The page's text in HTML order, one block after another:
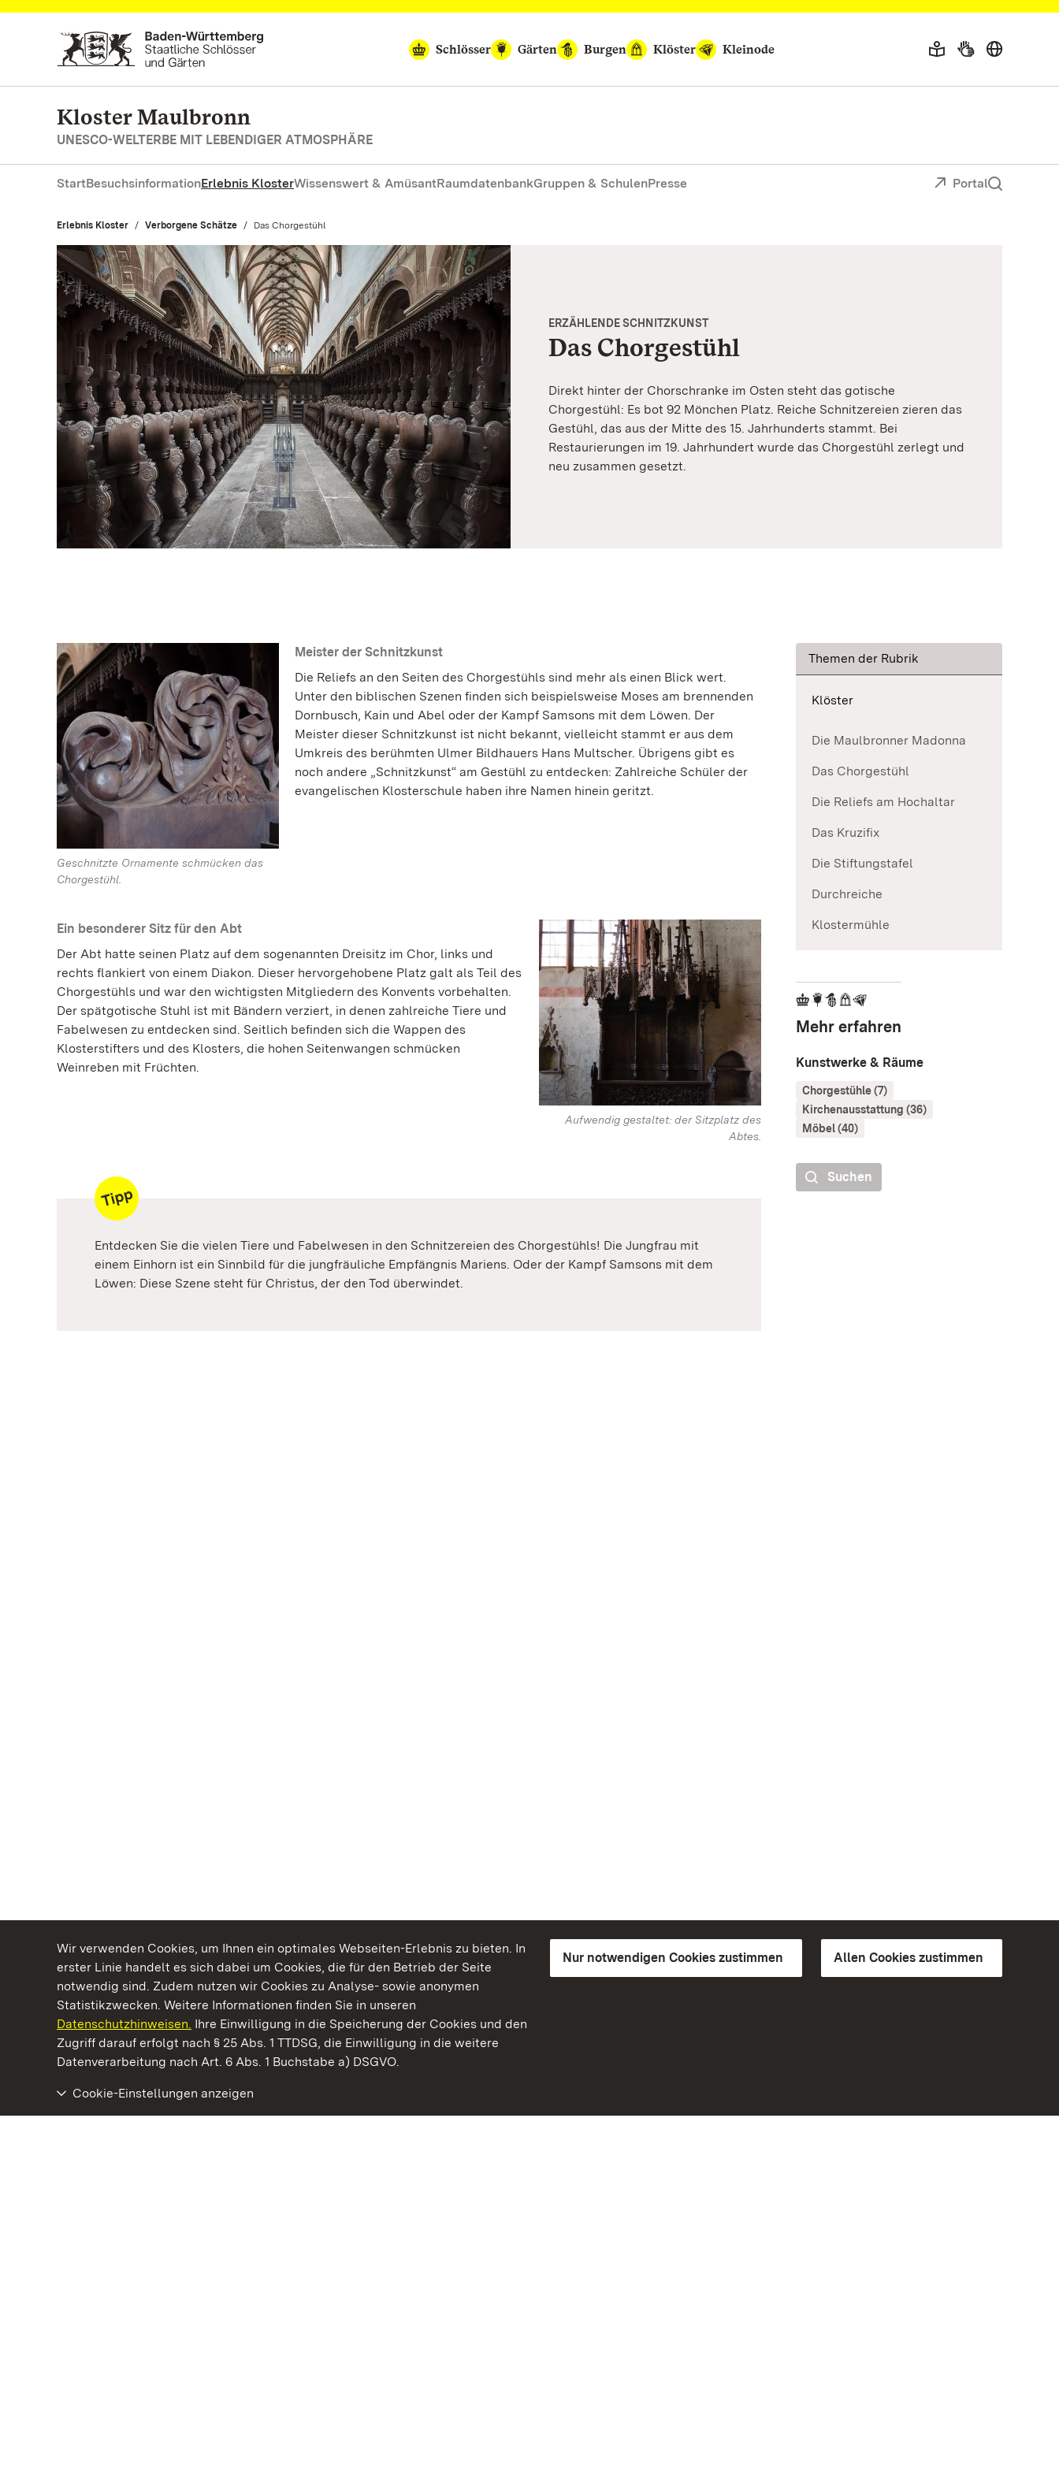
Wir verwenden Cookies, um Ihnen ein optimales Webseiten-Erlebnis zu bieten. In
erster Linie handelt es sich dabei um Cookies, die für den Betrieb der Seite
notwendig sind. Zudem nutzen wir Cookies zu Analyse- sowie anonymen
Statistikzwecken. Weitere Informationen finden Sie in unseren
Datenschutzhinweisen. Ihre Einwilligung in die Speicherung der Cookies und den
Zugriff darauf erfolgt nach § 25 Abs. 1 TTDSG, die Einwilligung in die weitere
Datenverarbeitung nach Art. 6 Abs. 1 Buchstabe a) DSGVO.
Nur notwendigen Cookies zustimmen Allen Cookies zustimmen
Cookie-Einstellungen anzeigen
Zum Hauptinhalt springen
Schlösser
Gärten Burgen Klöster Kleinode
Kloster Maulbronn
UNESCO-WELTERBE MIT LEBENDIGER ATMOSPHÄRE
StartBesuchsinformationErlebnis KlosterWissenswert & AmüsantRaumdatenbankGruppen & SchulenPresse Portal
Erlebnis Kloster Verborgene Schätze Aktuell:
Das Chorgestühl
ERZÄHLENDE SCHNITZKUNST
Das Chorgestühl
Direkt hinter der Chorschranke im Osten steht das gotische
Chorgestühl: Es bot 92 Mönchen Platz. Reiche Schnitzereien zieren das
Gestühl, das aus der Mitte des 15. Jahrhunderts stammt. Bei
Restaurierungen im 19. Jahrhundert wurde das Chorgestühl zerlegt und
neu zusammen gesetzt.
Geschnitzte Ornamente schmücken das
Chorgestühl.
Meister der Schnitzkunst
Die Reliefs an den Seiten des Chorgestühls sind mehr als einen Blick wert.
Unter den biblischen Szenen finden sich beispielsweise Moses am brennenden
Dornbusch, Kain und Abel oder der Kampf Samsons mit dem Löwen. Der
Meister dieser Schnitzkunst ist nicht bekannt, vielleicht stammt er aus dem
Umkreis des berühmten Ulmer Bildhauers Hans Multscher. Übrigens gibt es
noch andere „Schnitzkunst“ am Gestühl zu entdecken: Zahlreiche Schüler der
evangelischen Klosterschule haben ihre Namen hinein geritzt.
Aufwendig gestaltet: der Sitzplatz des
Abtes.
Ein besonderer Sitz für den Abt
Der Abt hatte seinen Platz auf dem sogenannten Dreisitz im Chor, links und
rechts flankiert von einem Diakon. Dieser hervorgehobene Platz galt als Teil des
Chorgestühls und war den wichtigsten Mitgliedern des Konvents vorbehalten.
Der spätgotische Stuhl ist mit Bändern verziert, in denen zahlreiche Tiere und
Fabelwesen zu entdecken sind. Seitlich befinden sich die Wappen des
Klosterstifters und des Klosters, die hohen Seitenwangen schmücken
Weinreben mit Früchten.
Entdecken Sie die vielen Tiere und Fabelwesen in den Schnitzereien des Chorgestühls! Die Jungfrau mit
einem Einhorn ist ein Sinnbild für die jungfräuliche Empfängnis Mariens. Oder der Kampf Samsons mit dem
Löwen: Diese Szene steht für Christus, der den Tod überwindet.
Themen der Rubrik
Klöster
Die Maulbronner Madonna
Das Chorgestühl
Die Reliefs am Hochaltar
Das Kruzifix
Die Stiftungstafel
Durchreiche
Klostermühle
Mehr erfahren
Kunstwerke & Räume
Chorgestühle (7)
Kirchenausstattung (36)
Möbel (40)
Suchen
Kommen. Staunen. Genießen.